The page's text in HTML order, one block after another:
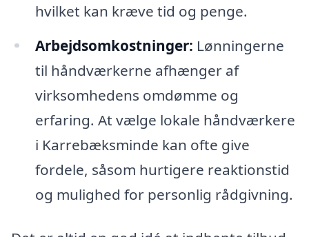
hvilket kan kræve tid og penge.
Arbejdsomkostninger: Lønningerne
til håndværkerne afhænger af
virksomhedens omdømme og
erfaring. At vælge lokale håndværkere
i Karrebæksminde kan ofte give
fordele, såsom hurtigere reaktionstid
og mulighed for personlig rådgivning.